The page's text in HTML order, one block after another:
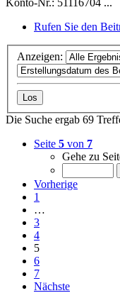
Konto-Nr.: 51116704 ...
Rufen Sie den
Anzeigen:
Die Suche ergab 69
Seite 5 von 7
Gehe zu
Vorherige
1
…
3
4
5
6
7
Nächste